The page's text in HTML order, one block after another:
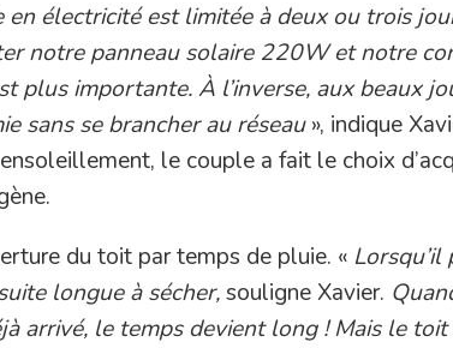
électricité est limitée à deux ou trois
notre panneau solaire 220W et notre
plus importante. À l’inverse, aux beaux
sans se brancher au réseau», indique
le couple a fait le choix
du toit par temps de pluie. « Lorsqu’il
longue à sécher,souligne Xavier.
arrivé, le temps devient long ! Mais le